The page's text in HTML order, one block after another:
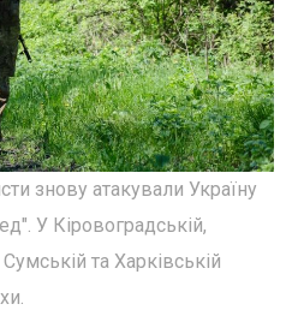
знову атакували Україну
У Кіровоградській,
та Харківській